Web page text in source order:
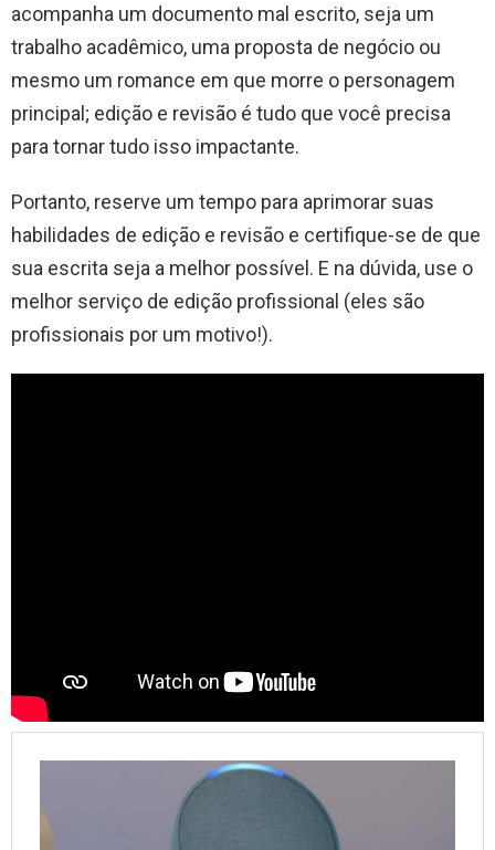
acompanha um documento mal escrito, seja um
trabalho acadêmico, uma proposta de negócio ou
mesmo um romance em que morre o personagem
principal; edição e revisão é tudo que você precisa
para tornar tudo isso impactante.
Portanto, reserve um tempo para aprimorar suas
habilidades de edição e revisão e certifique-se de que
sua escrita seja a melhor possível. E na dúvida, use o
melhor serviço de edição profissional (eles são
profissionais por um motivo!).